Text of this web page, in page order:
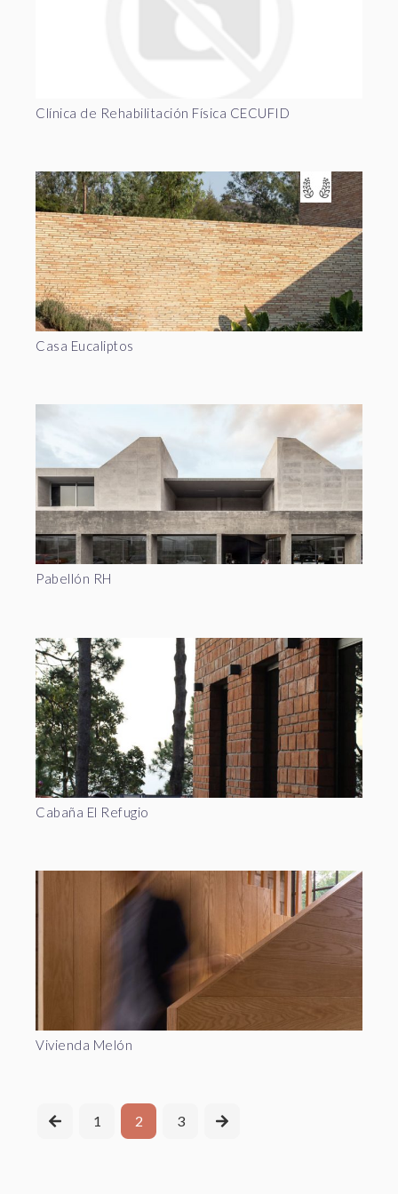
Clínica de Rehabilitación Física CECUFID
Casa Eucaliptos
Pabellón RH
Cabaña El Refugio
Vivienda Melón
1 2 3